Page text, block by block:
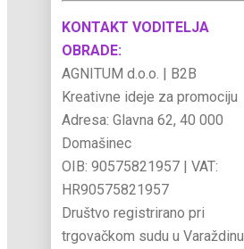
KONTAKT VODITELJA
OBRADE:
AGNITUM d.o.o. | B2B
Kreativne ideje za promociju
Adresa:​​ Glavna 62, 40 000
Domašinec
OIB: 90575821957 | VAT:
HR90575821957
Društvo registrirano pri
trgovačkom sudu u Varaždinu